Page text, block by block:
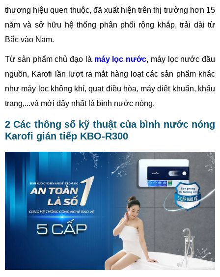
thương hiệu quen thuộc, đã xuất hiện trên thị trường hơn 15
năm và sở hữu hệ thống phân phối rộng khắp, trải dài từ
Bắc vào Nam.
Từ sản phẩm chủ đạo là máy lọc nước, máy lọc nước đầu
nguồn, Karofi lần lượt ra mắt hàng loạt các sản phẩm khác
như máy lọc không khí, quạt điều hòa, máy diệt khuẩn, khẩu
trang,...và mới đây nhất là bình nước nóng.
2 Các thông số kỹ thuật của bình nước nóng
Karofi gián tiếp KBO-R300